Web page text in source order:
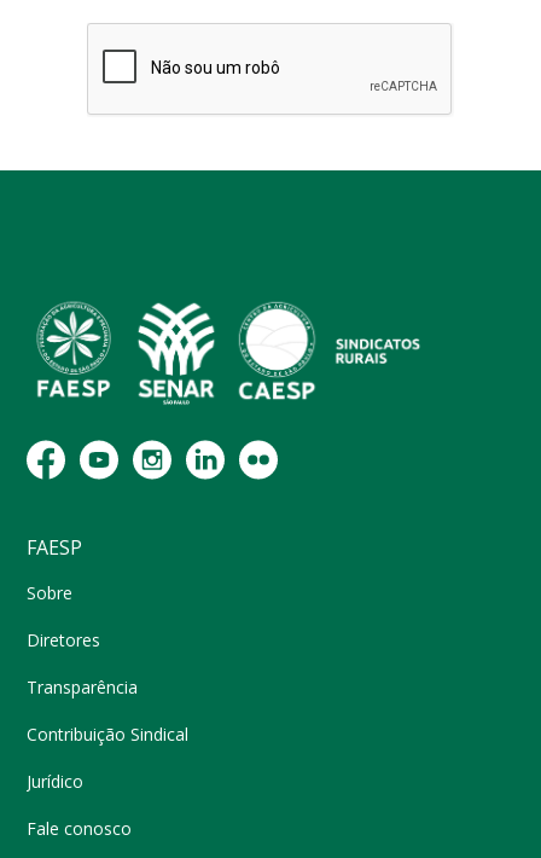
FAESP
Sobre
Diretores
Transparência
Contribuição Sindical
Jurídico
Fale conosco